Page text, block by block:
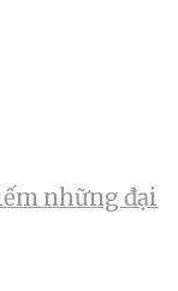
những đại